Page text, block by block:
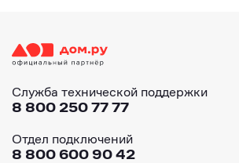
Служба технической поддержки
8 800 250 77 77
Отдел подключений
8 800 600 90 42